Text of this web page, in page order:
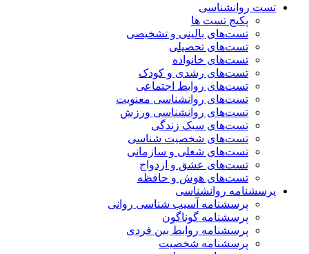
تست روانشناسی
پکیج تست ها
تست‌های بالینی و تشخیصی
تست‌های تحصیلی
تست‌های خانواده
تست‌های رشدی و کودک
تست‌های روابط اجتماعی
تست‌های روانشناسی معنویت
تست‌های روانشناسی ورزش
تست‌های سبک زندگی
تست‌های شخصیت شناسی
تست‌های شغلی و سازمانی
تست‌های عشق و ازدواج
تست‌های هوش و حافظه
پرسشنامه روانشناسی
پرسشنامه آسیب شناسی روانی
پرسشنامه گوناگون
پرسشنامه روابط بین فردی
پرسشنامه شخصیت